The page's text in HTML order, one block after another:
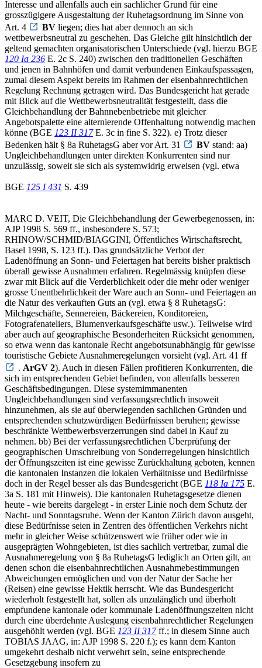
Interesse und allenfalls auch ein sachlicher Grund für eine
grosszügigere Ausgestaltung der Ruhetagsordnung im Sinne von
Art. 4
BV liegen; dies hat aber dennoch an sich
wettbewerbsneutral zu geschehen. Das Gleiche gilt hinsichtlich der
geltend gemachten organisatorischen Unterschiede (vgl. hierzu BGE
120 Ia 236 E. 2c S. 240) zwischen den traditionellen Geschäften
und jenen in Bahnhöfen und damit verbundenen Einkaufspassagen,
zumal diesem Aspekt bereits im Rahmen der eisenbahnrechtlichen
Regelung Rechnung getragen wird. Das Bundesgericht hat gerade
mit Blick auf die Wettbewerbsneutralität festgestellt, dass die
Gleichbehandlung der Bahnnebenbetriebe mit gleicher
Angebotspalette eine alternierende Offenhaltung notwendig machen
könne (BGE 123 II 317E. 3c in fine S. 322). e) Trotz dieser
Bedenken hält § 8a RuhetagsG aber vor Art. 31
BV stand: aa)
Ungleichbehandlungen unter direkten Konkurrenten sind nur
unzulässig, soweit sie sich als systemwidrig erweisen (vgl. etwa
BGE 125 I 431 S. 439
MARC D. VEIT, Die Gleichbehandlung der Gewerbegenossen, in:
AJP 1998 S. 569 ff., insbesondere S. 573;
RHINOW/SCHMID/BIAGGINI, Öffentliches Wirtschaftsrecht,
Basel 1998, S. 123 ff.). Das grundsätzliche Verbot der
Ladenöffnung an Sonn- und Feiertagen hat bereits bisher praktisch
überall gewisse Ausnahmen erfahren. Regelmässig knüpfen diese
zwar mit Blick auf die Verderblichkeit oder die mehr oder weniger
grosse Unentbehrlichkeit der Ware auch an Sonn- und Feiertagen an
die Natur des verkauften Guts an (vgl. etwa § 8 RuhetagsG:
Milchgeschäfte, Sennereien, Bäckereien, Konditoreien,
Fotografenateliers, Blumenverkaufsgeschäfte usw.). Teilweise wird
aber auch auf geographische Besonderheiten Rücksicht genommen,
so etwa wenn das kantonale Recht angebotsunabhängig für gewisse
touristische Gebiete Ausnahmeregelungen vorsieht (vgl. Art. 41 ff
. ArGV 2). Auch in diesen Fällen profitieren Konkurrenten, die
sich im entsprechenden Gebiet befinden, von allenfalls besseren
Geschäftsbedingungen. Diese systemimmanenten
Ungleichbehandlungen sind verfassungsrechtlich insoweit
hinzunehmen, als sie auf überwiegenden sachlichen Gründen und
entsprechenden schutzwürdigen Bedürfnissen beruhen; gewisse
beschränkte Wettbewerbsverzerrungen sind dabei in Kauf zu
nehmen. bb) Bei der verfassungsrechtlichen Überprüfung der
geographischen Umschreibung von Sonderregelungen hinsichtlich
der Öffnungszeiten ist eine gewisse Zurückhaltung geboten, kennen
die kantonalen Instanzen die lokalen Verhältnisse und Bedürfnisse
doch in der Regel besser als das Bundesgericht (BGE 118 Ia 175 E.
3a S. 181 mit Hinweis). Die kantonalen Ruhetagsgesetze dienen
heute - wie bereits dargelegt - in erster Linie noch dem Schutz der
Nacht- und Sonntagsruhe. Wenn der Kanton Zürich davon ausgeht,
diese Bedürfnisse seien in Zentren des öffentlichen Verkehrs nicht
mehr in gleicher Weise schützenswert wie früher oder wie in
ausgeprägten Wohngebieten, ist dies sachlich vertretbar, zumal die
Ausnahmeregelung von § 8a RuhetagsG lediglich an Orten gilt, an
denen schon die eisenbahnrechtlichen Ausnahmebestimmungen
Abweichungen ermöglichen und von der Natur der Sache her
(Reisen) eine gewisse Hektik herrscht. Wie das Bundesgericht
wiederholt festgestellt hat, sollen als unzulänglich und überholt
empfundene kantonale oder kommunale Ladenöffnungszeiten nicht
durch eine überdehnte Auslegung eisenbahnrechtlicher Regelungen
ausgehöhlt werden (vgl. BGE 123 II 317ff.; in diesem Sinne auch
TOBIAS JAAG, in: AJP 1998 S. 220 f.); es kann dem Kanton
umgekehrt deshalb nicht verwehrt sein, seine entsprechende
Gesetzgebung insofern zu